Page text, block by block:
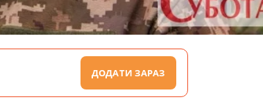
ДОДАТИ ЗАРАЗ